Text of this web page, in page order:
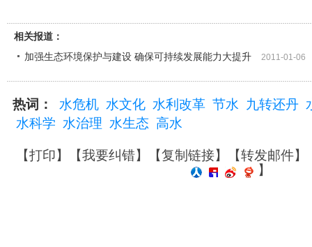
相关报道：
加强生态环境保护与建设 确保可持续发展能力大提升
2011-01-06
热词： 水危机 水文化 水利改革 节水 九转还丹
水科学 水治理 水生态 高水
【打印】【我要纠错】【复制链接】【转发邮件】
】